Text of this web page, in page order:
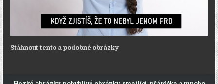
Stáhnout tento a podobné obrázky